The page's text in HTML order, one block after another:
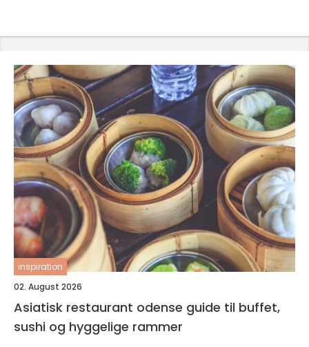
inspiration
02. August 2026
Asiatisk restaurant odense guide til buffet,
sushi og hyggelige rammer